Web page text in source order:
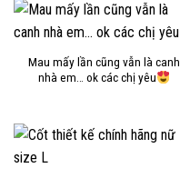
Mau mấy lần cũng vẫn là canh
nhà em… ok các chị yêu